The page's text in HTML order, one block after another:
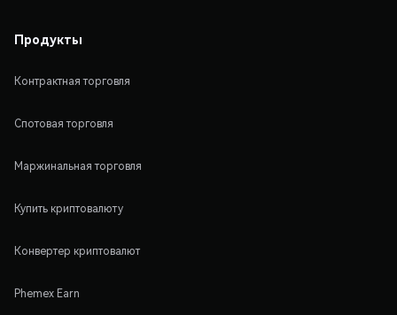
Продукты
Контрактная торговля
Спотовая торговля
Маржинальная торговля
Купить криптовалюту
Конвертер криптовалют
Phemex Earn